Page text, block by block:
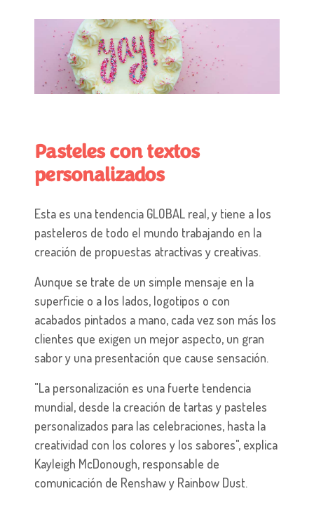
Pasteles con textos
personalizados
Esta es una tendencia GLOBAL real, y tiene a los
pasteleros de todo el mundo trabajando en la
creación de propuestas atractivas y creativas.
Aunque se trate de un simple mensaje en la
superficie o a los lados, logotipos o con
acabados pintados a mano, cada vez son más los
clientes que exigen un mejor aspecto, un gran
sabor y una presentación que cause sensación.
"La personalización es una fuerte tendencia
mundial, desde la creación de tartas y pasteles
personalizados para las celebraciones, hasta la
creatividad con los colores y los sabores", explica
Kayleigh McDonough, responsable de
comunicación de Renshaw y Rainbow Dust.